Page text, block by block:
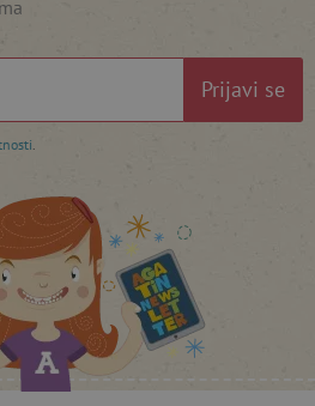
Prijavi se
PHP.net
www.agatinsvijet.hr